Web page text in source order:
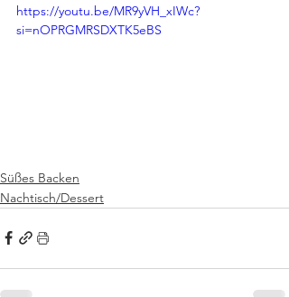
https://youtu.be/MR9yVH_xIWc?
si=nOPRGMRSDXTK5eBS
Süßes Backen
Nachtisch/Dessert